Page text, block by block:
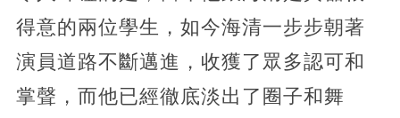
得意的兩位學生，如今海清一步步朝著
演員道路不斷邁進，收獲了眾多認可和
掌聲，而他已經徹底淡出了圈子和舞